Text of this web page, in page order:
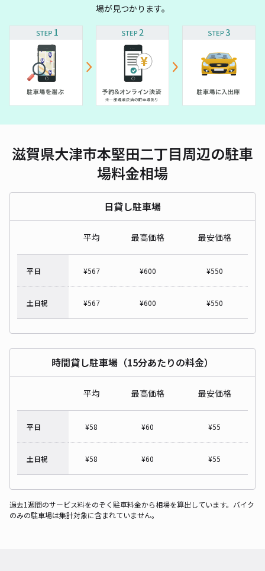
場が見つかります。
滋賀県大津市本堅田二丁目周辺の駐車
場料金相場
日貸し駐車場
平均 最高価格 最安価格
平日 ¥567 ¥600 ¥550
土日祝 ¥567 ¥600 ¥550
時間貸し駐車場（15分あたりの料金）
平均 最高価格 最安価格
平日 ¥58 ¥60 ¥55
土日祝 ¥58 ¥60 ¥55
過去1週間のサービス料をのぞく駐車料金から相場を算出しています。バイク
のみの駐車場は集計対象に含まれていません。